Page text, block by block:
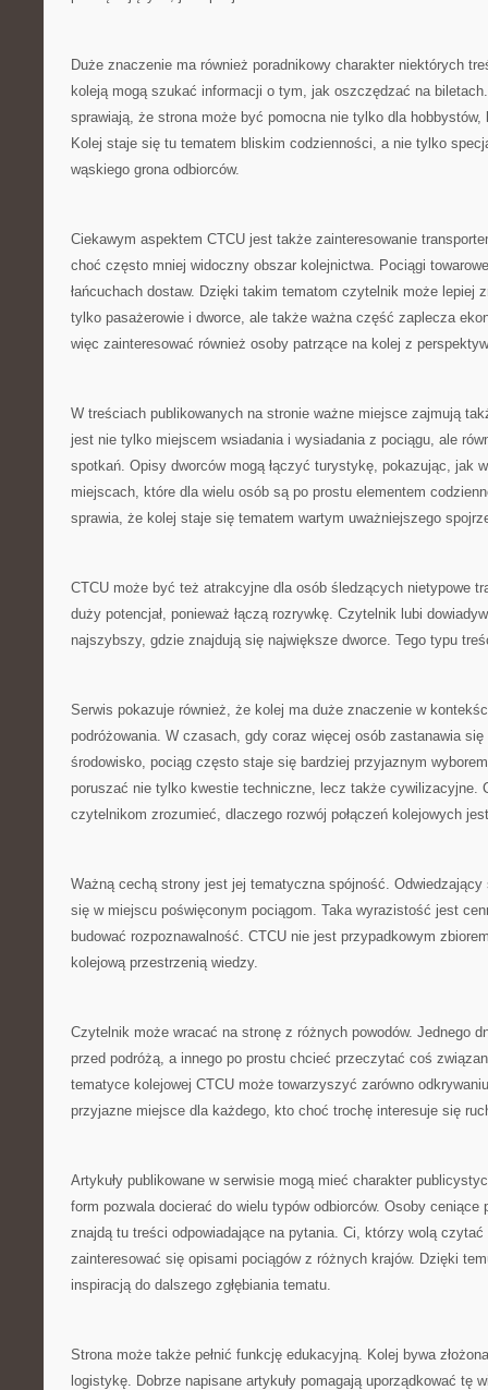
Duże znaczenie ma również poradnikowy charakter niektórych
koleją mogą szukać informacji o tym, jak oszczędzać na
sprawiają, że strona może być pomocna nie tylko dla
Kolej staje się tu tematem bliskim codzienności, a nie tylko
wąskiego grona odbiorców.
Ciekawym aspektem CTCU jest także zainteresowanie
choć często mniej widoczny obszar kolejnictwa. Pociągi
łańcuchach dostaw. Dzięki takim tematom czytelnik może lepiej
tylko pasażerowie i dworce, ale także ważna część zaplecza
więc zainteresować również osoby patrzące na kolej z
W treściach publikowanych na stronie ważne miejsce zajmują
jest nie tylko miejscem wsiadania i wysiadania z pociągu, ale
spotkań. Opisy dworców mogą łączyć turystykę, pokazując, jak
miejscach, które dla wielu osób są po prostu elementem
sprawia, że kolej staje się tematem wartym uważniejszego
CTCU może być też atrakcyjne dla osób śledzących nietypowe
duży potencjał, ponieważ łączą rozrywkę. Czytelnik lubi
najszybszy, gdzie znajdują się największe dworce. Tego typu
Serwis pokazuje również, że kolej ma duże znaczenie w
podróżowania. W czasach, gdy coraz więcej osób zastanawia się
środowisko, pociąg często staje się bardziej przyjaznym
poruszać nie tylko kwestie techniczne, lecz także cywilizacyjne.
czytelnikom zrozumieć, dlaczego rozwój połączeń kolejowych
Ważną cechą strony jest jej tematyczna spójność.
się w miejscu poświęconym pociągom. Taka wyrazistość jest
budować rozpoznawalność. CTCU nie jest przypadkowym
kolejową przestrzenią wiedzy.
Czytelnik może wracać na stronę z różnych powodów. Jednego
przed podróżą, a innego po prostu chcieć przeczytać coś
tematyce kolejowej CTCU może towarzyszyć zarówno
przyjazne miejsce dla każdego, kto choć trochę interesuje się
Artykuły publikowane w serwisie mogą mieć charakter
form pozwala docierać do wielu typów odbiorców. Osoby ceniące
znajdą tu treści odpowiadające na pytania. Ci, którzy wolą
zainteresować się opisami pociągów z różnych krajów. Dzięki
inspiracją do dalszego zgłębiania tematu.
Strona może także pełnić funkcję edukacyjną. Kolej bywa
logistykę. Dobrze napisane artykuły pomagają uporządkować tę